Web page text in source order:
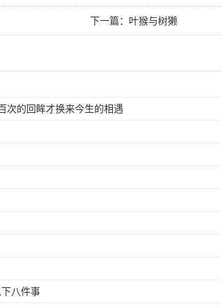
下一篇： 叶猴与树獭
次的回眸才换来今生的相遇
八件事